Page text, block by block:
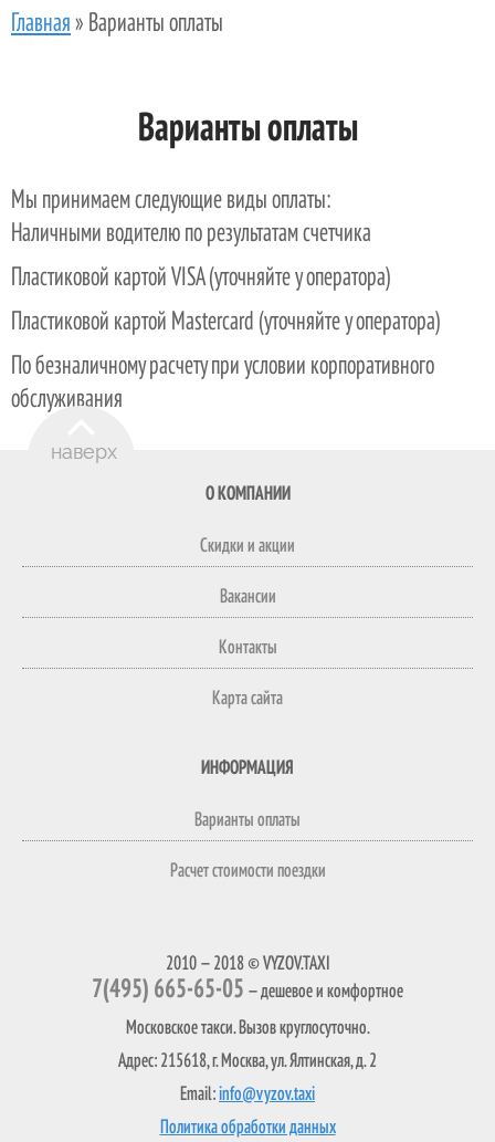
Главная » Варианты оплаты
Варианты оплаты
Мы принимаем следующие виды оплаты:
Наличными водителю по результатам счетчика
Пластиковой картой VISA (уточняйте у оператора)
Пластиковой картой Mastercard (уточняйте у оператора)
По безналичному расчету при условии корпоративного
обслуживания
2010 — 2018 © VYZOV.TAXI
7(495) 665-65-05 — дешевое и комфортное
Московское такси. Вызов круглосуточно.
Адрес: 215618, г. Москва, ул. Ялтинская, д. 2
Email:info@vyzov.taxi
Политика обработки данных
О КОМПАНИИ
Скидки и акции
Вакансии
Контакты
Карта сайта
ИНФОРМАЦИЯ
Варианты оплаты
Расчет стоимости поездки